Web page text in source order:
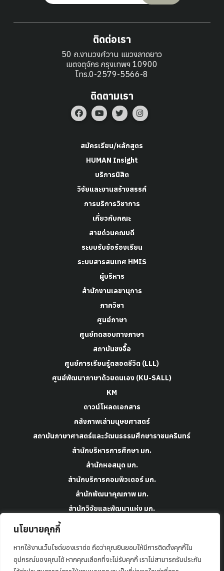
นโยบายคุกกี้
หากใช้งานเว็บไซต์ของเราต่อ ถือว่าคุณยินยอมให้มีการติดตั้งคุกกี้ใน
อุปกรณ์ของคุณได้ หากคุณเลือกที่จะไม่รับคุกกี้ เราไม่สามารถรับประกัน
ติดต่อเรา
50 ถ.งามวงศ์วาน แขวงลาดยาว
เขตจตุจักร กรุงเทพฯ 10900
โทร.0-2579-5566-8
ติดตามเรา
สมัครเรียน/หลักสูตร
HUMAN Insight
บริการนิสิต
วิจัยและงานสร้างสรรค์
การบริการวิชาการ
เกี่ยวกับคณะ
สายด่วนคณบดี
ระบบรับข้อร้องเรียน
ระบบสารสนเทศ HMIS
ผู้บริหาร
สำนักงานเลขานุการ
ภาควิชา
ศูนย์ภาษา
ศูนย์ทดสอบทางภาษา
สถาบันขงจื๊อ
ศูนย์การเรียนรู้ตลอดชีวิต (LLL)
ศูนย์พัฒนาภาษาด้วยตนเอง (KU-SALL)
KM
ดาวน์โหลดเอกสาร
คลังภาพเล่ามนุษยศาสตร์
สถาบันภาษาศาสตร์และวัฒนธรรมศึกษาราชนครินทร์
สำนักบริหารการศึกษา มก.
สำนักหอสมุด มก.
สำนักบริการคอมพิวเตอร์ มก.
สำนักพัฒนาคุณภาพ มก.
สำนักวิจัยและพัฒนาแห่ง มก.
ข้อมูลและความเป็นส่วนตัว
ข้อตกลงและเงื่อนไขการใช้บริการ มก.